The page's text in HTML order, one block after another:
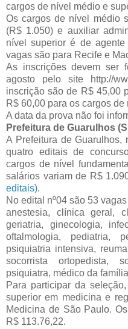
cargos de nível médio e
Os cargos de nível médio
(R$ 1.050) e auxiliar
nível superior é de
vagas são para Recife e
As inscrições devem
agosto pelo site http://
inscrição são de R$ 45,00
R$ 60,00 para os cargos de
A data da prova não foi
Prefeitura de Guarulhos
A Prefeitura de Guarulhos,
quatro editais de
cargos de nível
salários variam de R$
editais).
No edital nº04 são 53
anestesia, clínica geral,
geriatria, ginecologia,
oftalmologia, pediatria,
psiquiatria intensiva,
socorrista ortopedista,
psiquiatra, médico da
Para participar da
superior em medicina e
Medicina de São Paulo.
R$ 113.76,22.